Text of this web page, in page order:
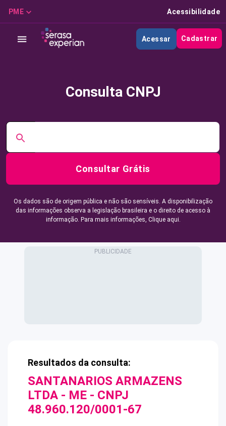
PME Acessibilidade
Acessar Cadastrar
Consulta CNPJ
Consultar Grátis
Os dados são de origem pública e não são sensíveis. A disponibilização
das informações observa a legislação brasileira e o direito de acesso à
informação. Para mais informações, Clique aqui.
Resultados da consulta:
SANTANARIOS ARMAZENS
LTDA - ME - CNPJ
48.960.120/0001-67